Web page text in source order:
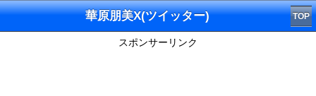
華原朋美X(ツイッター) TOP
スポンサーリンク